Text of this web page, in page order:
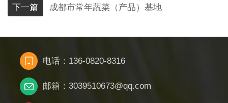
下一篇 成都市常年蔬菜（产品）基地
电话：136-0820-8316
邮箱：3039510673@qq.com